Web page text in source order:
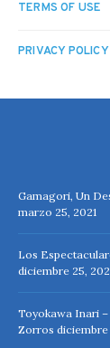
TERMS OF USE
PRIVACY POLICY
Gamagori, Un
marzo 25, 2021
Los
diciembre 25,
Toyokawa Inari
Zorros diciembre